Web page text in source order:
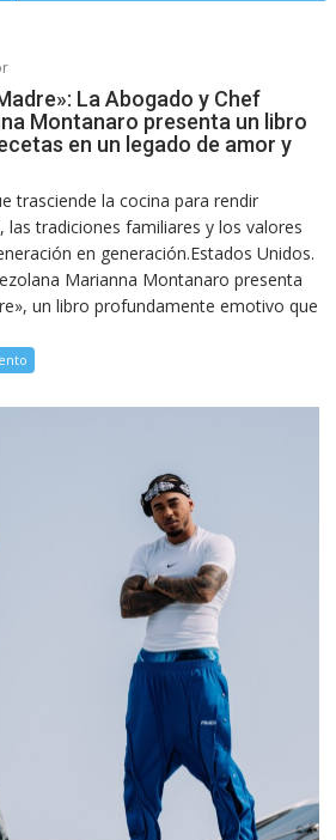
La Abogado y Chef
Montanaro presenta un libro
en un legado de amor y
trasciende la cocina para rendir
las tradiciones familiares y los valores
en generación.Estados Unidos.
Marianna Montanaro presenta
un libro profundamente emotivo que